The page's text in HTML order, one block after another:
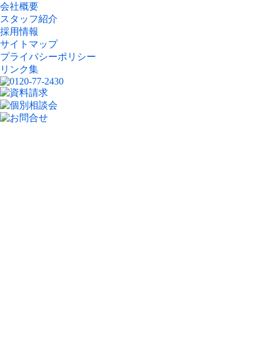
会社概要
スタッフ紹介
採用情報
サイトマップ
プライバシーポリシー
リンク集